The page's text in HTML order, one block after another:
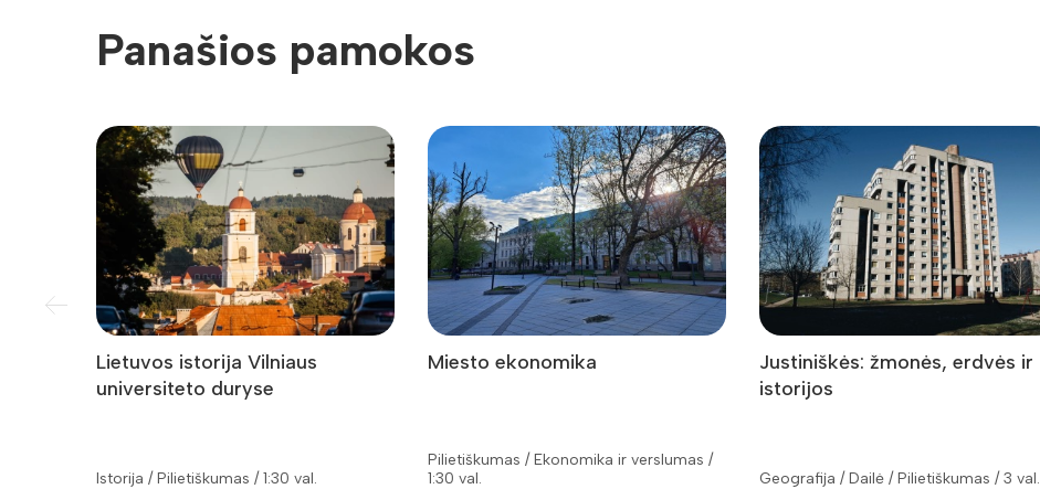
Panašios pamokos
Lietuvos istorija Vilniaus
universiteto duryse
Istorija / Pilietiškumas / 1:30 val.
Miesto ekonomika
Pilietiškumas / Ekonomika ir verslumas /
1:30 val.
Justiniškės: žmonės, erdvės ir
istorijos
Geografija / Dailė / Pilietiškumas / 3 val.